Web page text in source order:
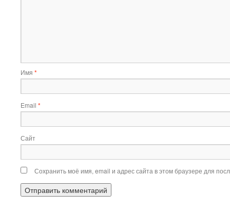
Имя *
Email *
Сайт
Сохранить моё имя, email и адрес сайта в этом браузере для